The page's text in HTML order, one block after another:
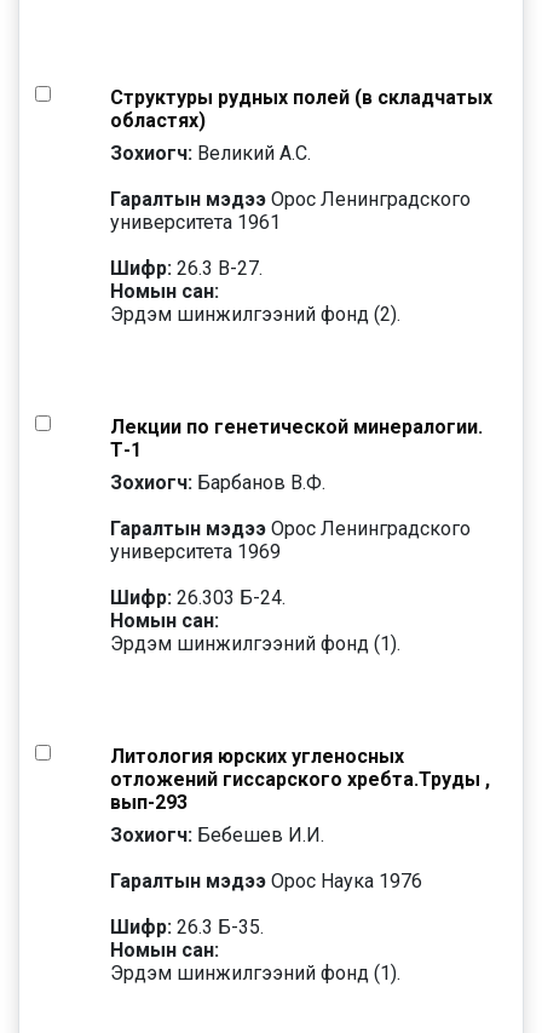
Структуры рудных полей (в складчатых
областях)
Зохиогч: Великий А.С.
Гаралтын мэдээ Орос Ленинградского
университета 1961
Шифр: 26.3 В-27.
Номын сан:
Эрдэм шинжилгээний фонд (2).
Лекции по генетической минералогии.
Т-1
Зохиогч: Барбанов В.Ф.
Гаралтын мэдээ Орос Ленинградского
университета 1969
Шифр: 26.303 Б-24.
Номын сан:
Эрдэм шинжилгээний фонд (1).
Литология юрских угленосных
отложений гиссарского хребта.Труды ,
вып-293
Зохиогч: Бебешев И.И.
Гаралтын мэдээ Орос Наука 1976
Шифр: 26.3 Б-35.
Номын сан:
Эрдэм шинжилгээний фонд (1).